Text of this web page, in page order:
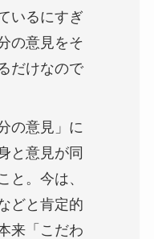
いるにすぎ
の意見をそ
だけなので
の意見」に
と意見が同
と。今は、
どと肯定的
来「こだわ